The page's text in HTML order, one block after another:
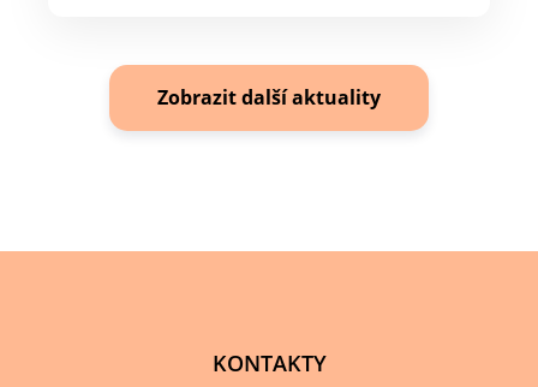
Zobrazit další aktuality
KONTAKTY